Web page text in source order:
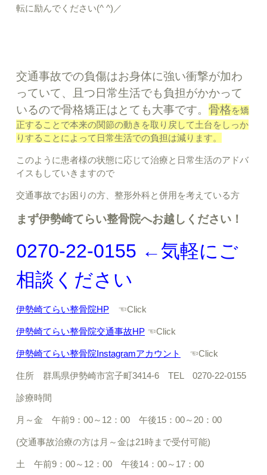
転に励んでください(^ ^)／
交通事故での負傷はお身体に強い衝撃が加わ
っていて、且つ日常生活でも負担がかかって
いるので骨格矯正はとても大事です。 骨格を矯
正することで本来の関節の動きを取り戻して土台をしっか
りすることによって日常生活での負担は減ります。
このように患者様の状態に応じて治療と日常生活のアドバ
イスもしていきますので
交通事故でお困りの方、整形外科と併用を考えている方
まず伊勢崎てらい整骨院へお越しください！
0270-22-0155 ←気軽にご
相談ください
伊勢崎てらい整骨院HP ☜Click
伊勢崎てらい整骨院交通事故HP ☜Click
伊勢崎てらい整骨院Instagramアカウント ☜Click
住所 群馬県伊勢崎市宮子町3414-6 TEL 0270-22-0155
診療時間
月～金 午前9：00～12：00 午後15：00～20：00
(交通事故治療の方は月～金は21時まで受付可能)
土 午前9：00～12：00 午後14：00～17：00